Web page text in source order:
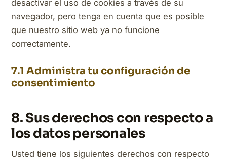
desactivar el uso de cookies a través de su
navegador, pero tenga en cuenta que es posible
que nuestro sitio web ya no funcione
correctamente.
7.1 Administra tu configuración de
consentimiento
8. Sus derechos con respecto a
los datos personales
Usted tiene los siguientes derechos con respecto